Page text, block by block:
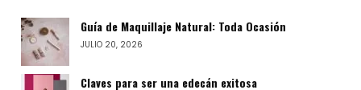
Guía de Maquillaje Natural: Toda Ocasión
JULIO 20, 2026
Claves para ser una edecán exitosa